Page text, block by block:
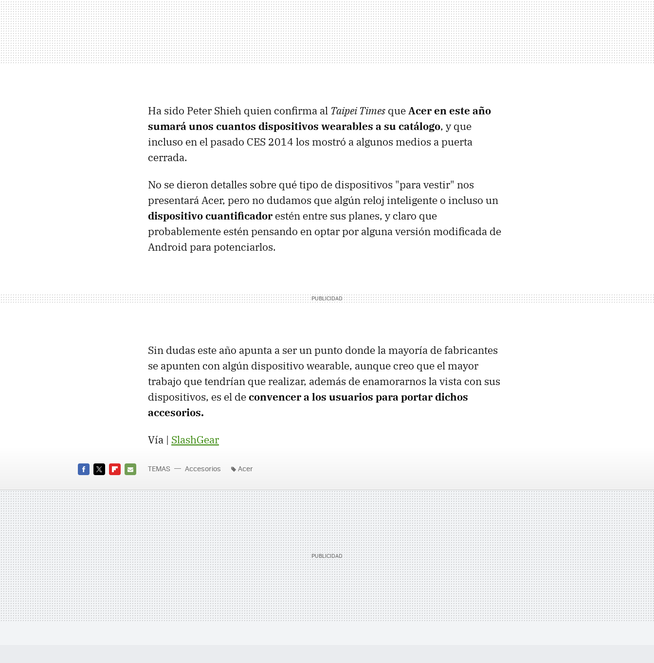
Ha sido Peter Shieh quien confirma al Taipei Times queAcer en este año
sumará unos cuantos dispositivos wearables a su catálogo, y que
incluso en el pasado CES 2014 los mostró a algunos medios a puerta
cerrada.
No se dieron detalles sobre qué tipo de dispositivos "para vestir" nos
presentará Acer, pero no dudamos que algún reloj inteligente o incluso un
dispositivo cuantificador estén entre sus planes, y claro que
probablemente estén pensando en optar por alguna versión modificada de
Android para potenciarlos.
Sin dudas este año apunta a ser un punto donde la mayoría de fabricantes
se apunten con algún dispositivo wearable, aunque creo que el mayor
trabajo que tendrían que realizar, además de enamorarnos la vista con sus
dispositivos, es el deconvencer a los usuarios para portar dichos
accesorios.
Vía | SlashGear
MAIL
TEMAS Accesorios Acer